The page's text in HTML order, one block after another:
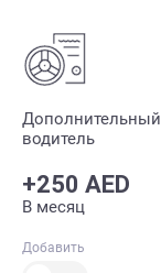
Дополнительный
водитель
+250 AED
В месяц
Добавить